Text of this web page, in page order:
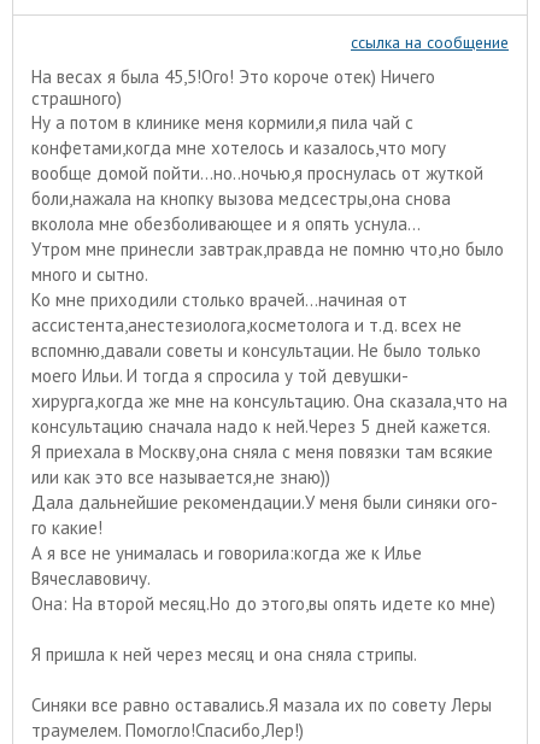
ссылка на сообщение
На весах я была 45,5!Ого! Это короче отек) Ничего
страшного)
Ну а потом в клинике меня кормили,я пила чай с
конфетами,когда мне хотелось и казалось,что могу
вообще домой пойти...но..ночью,я проснулась от жуткой
боли,нажала на кнопку вызова медсестры,она снова
вколола мне обезболивающее и я опять уснула...
Утром мне принесли завтрак,правда не помню что,но было
много и сытно.
Ко мне приходили столько врачей...начиная от
ассистента,анестезиолога,косметолога и т.д. всех не
вспомню,давали советы и консультации. Не было только
моего Ильи. И тогда я спросила у той девушки-
хирурга,когда же мне на консультацию. Она сказала,что на
консультацию сначала надо к ней.Через 5 дней кажется.
Я приехала в Москву,она сняла с меня повязки там всякие
или как это все называется,не знаю))
Дала дальнейшие рекомендации.У меня были синяки ого-
го какие!
А я все не унималась и говорила:когда же к Илье
Вячеславовичу.
Она: На второй месяц.Но до этого,вы опять идете ко мне)
Я пришла к ней через месяц и она сняла стрипы.
Синяки все равно оставались.Я мазала их по совету Леры
траумелем. Помогло!Спасибо,Лер!)